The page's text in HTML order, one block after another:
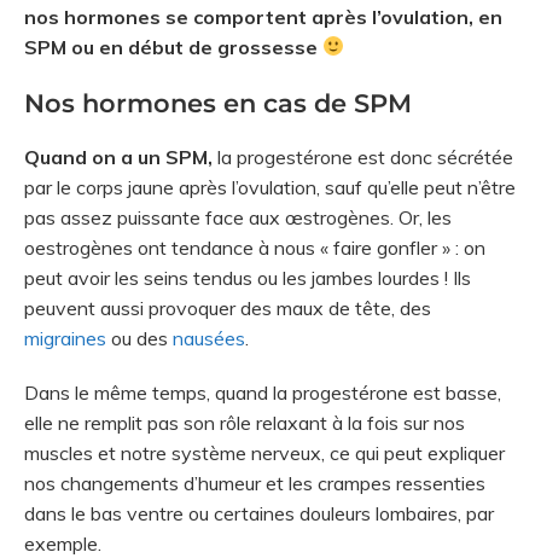
nos hormones se comportent après l’ovulation, en
SPM ou en début de grossesse
Nos hormones en cas de SPM
Quand on a un SPM, la progestérone est donc sécrétée
par le corps jaune après l’ovulation, sauf qu’elle peut n’être
pas assez puissante face aux œstrogènes. Or, les
oestrogènes ont tendance à nous « faire gonfler » : on
peut avoir les seins tendus ou les jambes lourdes ! Ils
peuvent aussi provoquer des maux de tête, des
migraines ou des nausées
Dans le même temps, quand la progestérone est basse,
elle ne remplit pas son rôle relaxant à la fois sur nos
muscles et notre système nerveux, ce qui peut expliquer
nos changements d’humeur et les crampes ressenties
dans le bas ventre ou certaines douleurs lombaires, par
exemple.